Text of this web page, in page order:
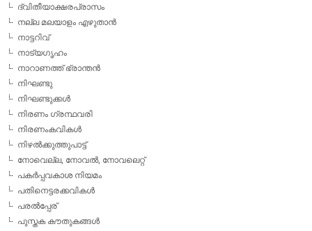
ദ്വിതീയാക്ഷരപ്രാസം
നല്ല മലയാളം എഴുതാന്‍
നാട്ടറിവ്
നാട്യഗൃഹം
നാറാണത്ത് ഭ്രാന്തന്‍
നിഘണ്ടു
നിഘണ്ടുക്കള്‍
നിരണം ഗ്രന്ഥവരി
നിരണംകവികള്‍
നിഴല്‍ക്കുത്തുപാട്ട്
നോവെല്ല, നോവല്‍, നോവലെറ്റ്
പകര്‍പ്പവകാശ നിയമം
പതിനെട്ടരക്കവികള്‍
പരല്‍പ്പേര്
പുസ്തക കൗതുകങ്ങള്‍